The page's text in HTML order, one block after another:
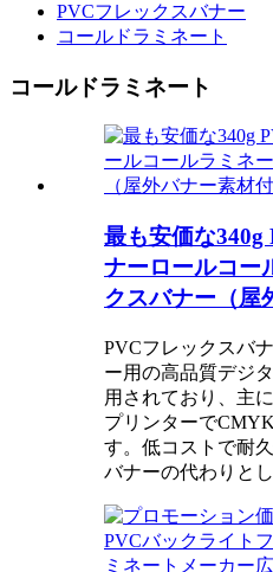
PVCフレックスバナー
コールドラミネート
コールドラミネート
最も安価な
ナーロールコー
クスバナー（屋
PVCフレックスバ
ー用の高品質デジ
用されており、主
プリンターで
す。低コストで耐
バナーの代わりと